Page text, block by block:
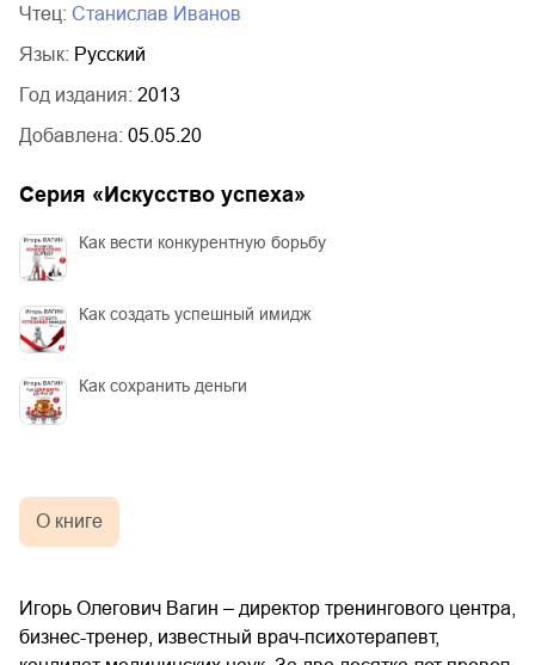
Чтец:
Станислав Иванов
Язык: Русский
Год издания: 2013
Добавлена: 05.05.20
Серия « Искусство успеха»
Как вести конкурентную борьбу
Как создать успешный имидж
Как сохранить деньги
О книге
Игорь Олегович Вагин – директор тренингового центра,
бизнес-тренер, известный врач-психотерапевт,